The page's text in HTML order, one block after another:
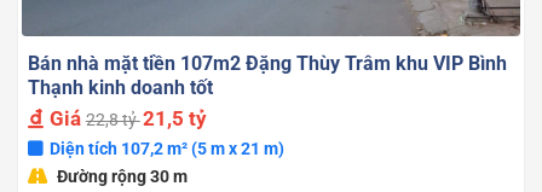
Bán nhà mặt tiền 107m2 Đặng Thùy Trâm khu VIP Bình
Thạnh kinh doanh tốt
Giá22,8 tỷ21,5 tỷ
Diện tích 107,2 m² (5 m x 21 m)
Đường rộng 30 m